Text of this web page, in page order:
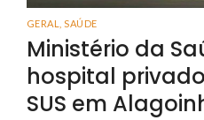
GERAL SAÚDE
Ministério da
hospital
SUS em